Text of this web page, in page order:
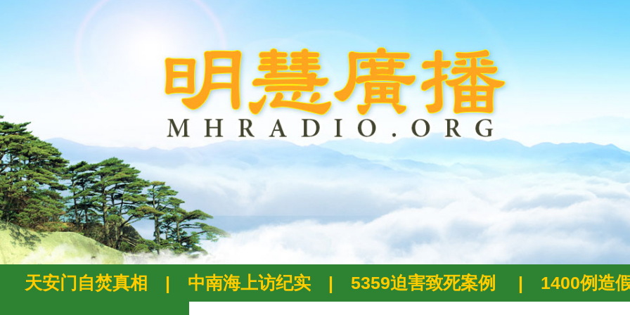
天安门自焚真相 | 中南海上访纪实 | 5359迫害致死案例 | 1400例造